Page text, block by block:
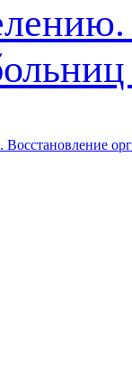
Восстановление